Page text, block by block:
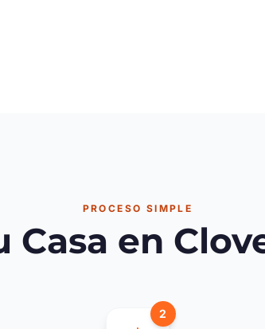
PROCESO SIMPLE
Casa en
2